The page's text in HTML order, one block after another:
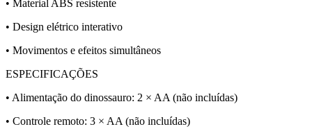
• Material ABS resistente
• Design elétrico interativo
• Movimentos e efeitos simultâneos
ESPECIFICAÇÕES
• Alimentação do dinossauro: 2 × AA (não incluídas)
• Controle remoto: 3 × AA (não incluídas)